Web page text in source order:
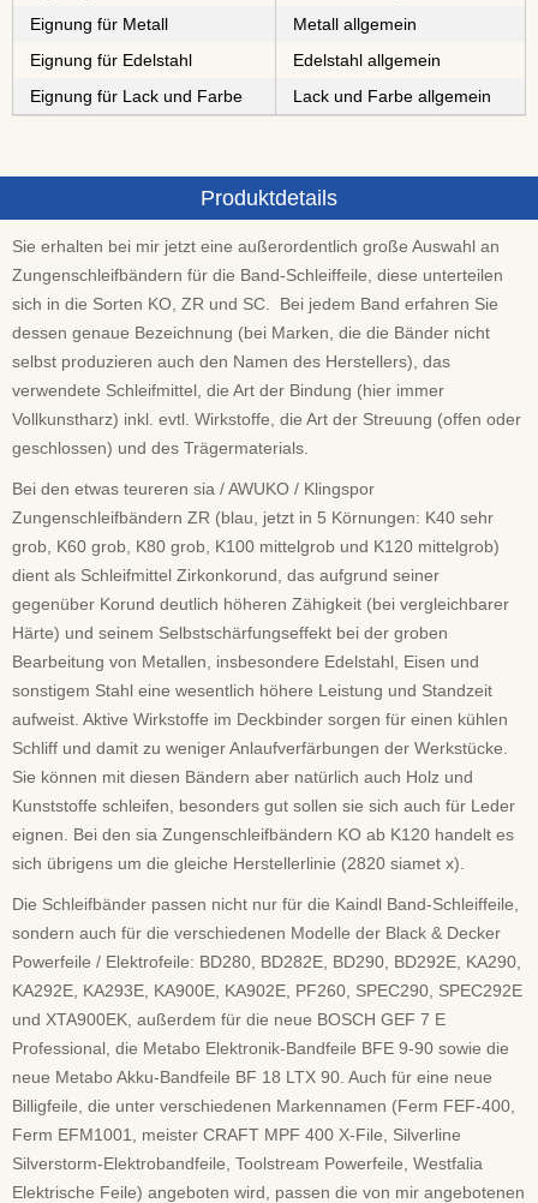
Eignung für Metall
Metall allgemein
Eignung für Edelstahl
Edelstahl allgemein
Eignung für Lack und Farbe
Lack und Farbe allgemein
Produktdetails
Sie erhalten bei mir jetzt eine außerordentlich große Auswahl an
Zungenschleifbändern für die Band-Schleiffeile, diese unterteilen
sich in die Sorten KO, ZR und SC. Bei jedem Band erfahren Sie
dessen genaue Bezeichnung (bei Marken, die die Bänder nicht
selbst produzieren auch den Namen des Herstellers), das
verwendete Schleifmittel, die Art der Bindung (hier immer
Vollkunstharz) inkl. evtl. Wirkstoffe, die Art der Streuung (offen oder
geschlossen) und des Trägermaterials.
Bei den etwas teureren sia / AWUKO / Klingspor
Zungenschleifbändern ZR (blau, jetzt in 5 Körnungen: K40 sehr
grob, K60 grob, K80 grob, K100 mittelgrob und K120 mittelgrob)
dient als Schleifmittel Zirkonkorund, das aufgrund seiner
gegenüber Korund deutlich höheren Zähigkeit (bei vergleichbarer
Härte) und seinem Selbstschärfungseffekt bei der groben
Bearbeitung von Metallen, insbesondere Edelstahl, Eisen und
sonstigem Stahl eine wesentlich höhere Leistung und Standzeit
aufweist. Aktive Wirkstoffe im Deckbinder sorgen für einen kühlen
Schliff und damit zu weniger Anlaufverfärbungen der Werkstücke.
Sie können mit diesen Bändern aber natürlich auch Holz und
Kunststoffe schleifen, besonders gut sollen sie sich auch für Leder
eignen. Bei den sia Zungenschleifbändern KO ab K120 handelt es
sich übrigens um die gleiche Herstellerlinie (2820 siamet x).
Die Schleifbänder passen nicht nur für die Kaindl Band-Schleiffeile,
sondern auch für die verschiedenen Modelle der Black & Decker
Powerfeile / Elektrofeile: BD280, BD282E, BD290, BD292E, KA290,
KA292E, KA293E, KA900E, KA902E, PF260, SPEC290, SPEC292E
und XTA900EK, außerdem für die neue BOSCH GEF 7 E
Professional, die Metabo Elektronik-Bandfeile BFE 9-90 sowie die
neue Metabo Akku-Bandfeile BF 18 LTX 90. Auch für eine neue
Billigfeile, die unter verschiedenen Markennamen (Ferm FEF-400,
Ferm EFM1001, meister CRAFT MPF 400 X-File, Silverline
Silverstorm-Elektrobandfeile, Toolstream Powerfeile, Westfalia
Elektrische Feile) angeboten wird, passen die von mir angebotenen